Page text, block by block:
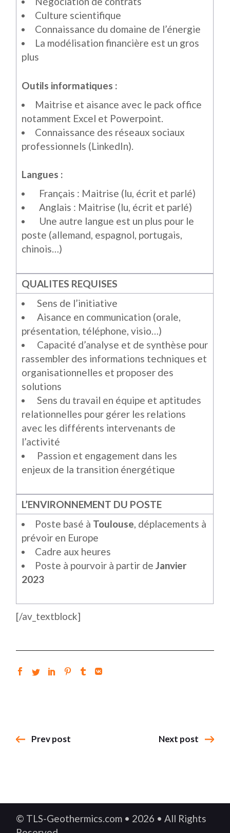
Culture scientifique
Connaissance du domaine de l’énergie
La modélisation financière est un gros
plus
Outils informatiques :
Maitrise et aisance avec le pack office
notamment Excel et Powerpoint.
Connaissance des réseaux sociaux
professionnels (LinkedIn).
Langues :
Français : Maitrise (lu, écrit et parlé)
Anglais : Maitrise (lu, écrit et parlé)
Une autre langue est un plus pour le
poste (allemand, espagnol, portugais,
chinois…)
QUALITES REQUISES
Sens de l’initiative
Aisance en communication (orale,
présentation, téléphone, visio…)
Capacité d’analyse et de synthèse pour
rassembler des informations techniques et
organisationnelles et proposer des
solutions
Sens du travail en équipe et aptitudes
relationnelles pour gérer les relations
avec les différents intervenants de
l’activité
Passion et engagement dans les
enjeux de la transition énergétique
L’ENVIRONNEMENT DU POSTE
Poste basé à Toulouse, déplacements à
prévoir en Europe
Cadre aux heures
Poste à pourvoir à partir deJanvier
2023
[/av_textblock]
Prev post Next post
© TLS-Geothermics.com • 2026 • All Rights